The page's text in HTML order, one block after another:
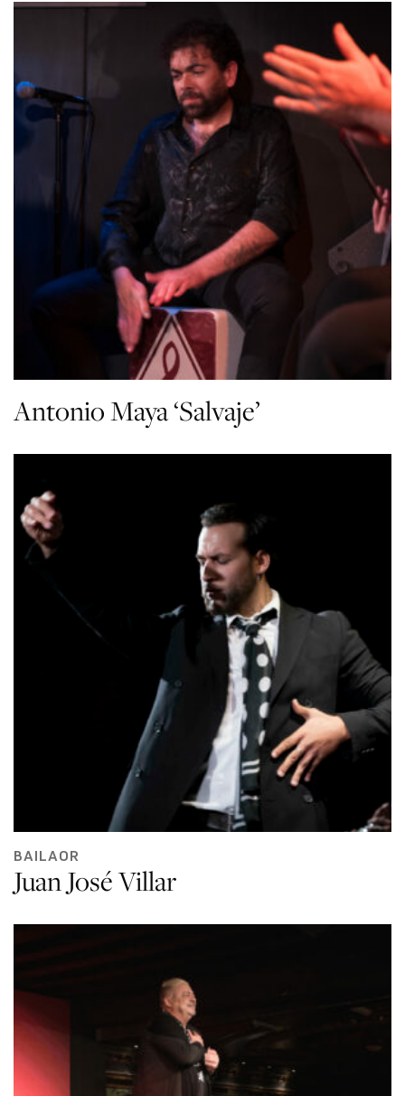
Antonio Maya ‘Salvaje’
BAILAOR
Juan José Villar